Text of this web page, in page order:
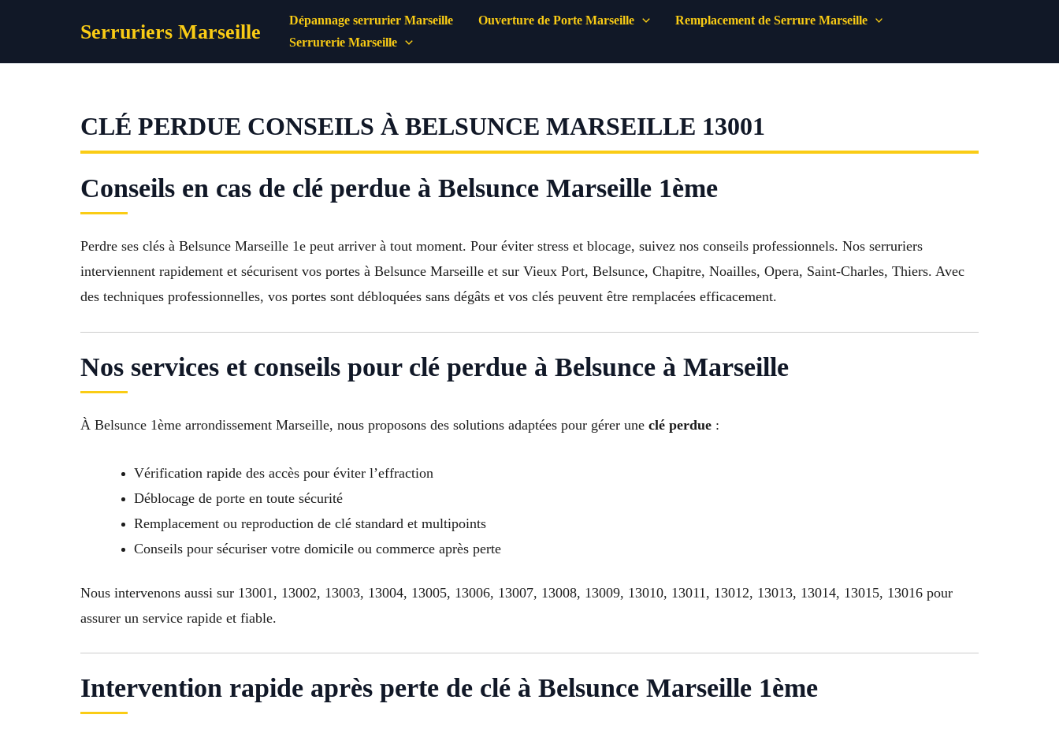
Serruriers Marseille Dépannage serrurier Marseille Ouverture de Porte Marseille
Remplacement de Serrure Marseille
Serrurerie Marseille
CLÉ PERDUE CONSEILS À BELSUNCE MARSEILLE 13001
Conseils en cas de clé perdue à Belsunce Marseille 1ème
Perdre ses clés à Belsunce Marseille 1e peut arriver à tout moment. Pour éviter stress et blocage, suivez nos conseils professionnels. Nos serruriers
interviennent rapidement et sécurisent vos portes à Belsunce Marseille et sur Vieux Port, Belsunce, Chapitre, Noailles, Opera, Saint-Charles, Thiers. Avec
des techniques professionnelles, vos portes sont débloquées sans dégâts et vos clés peuvent être remplacées efficacement.
Nos services et conseils pour clé perdue à Belsunce à Marseille
À Belsunce 1ème arrondissement Marseille, nous proposons des solutions adaptées pour gérer une clé perdue :
Vérification rapide des accès pour éviter l’effraction
Déblocage de porte en toute sécurité
Remplacement ou reproduction de clé standard et multipoints
Conseils pour sécuriser votre domicile ou commerce après perte
Nous intervenons aussi sur 13001, 13002, 13003, 13004, 13005, 13006, 13007, 13008, 13009, 13010, 13011, 13012, 13013, 13014, 13015, 13016 pour
assurer un service rapide et fiable.
Intervention rapide après perte de clé à Belsunce Marseille 1ème